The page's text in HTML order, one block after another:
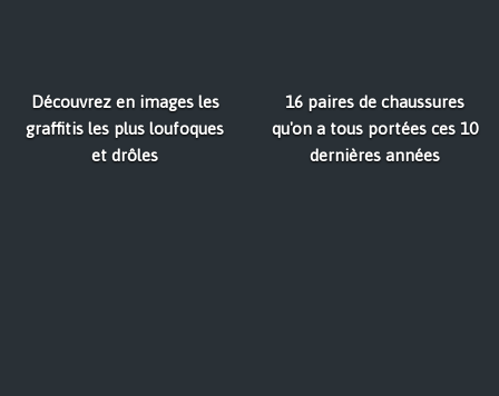
Découvrez en images les
graffitis les plus loufoques
et drôles
16 paires de chaussures
qu'on a tous portées ces 10
dernières années